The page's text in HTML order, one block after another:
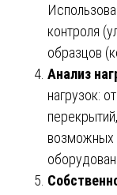
контроля
образцов
Анализ
нагрузок:
возможных